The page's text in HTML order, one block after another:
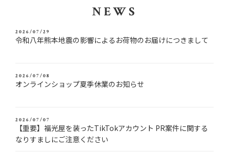
NEWS
2026/07/29
令和八年熊本地震の影響によるお荷物のお届けにつきまして
2026/07/08
オンラインショップ夏季休業のお知らせ
2026/07/07
【重要】福光屋を装ったTikTokアカウント PR案件に関する
なりすましにご注意ください